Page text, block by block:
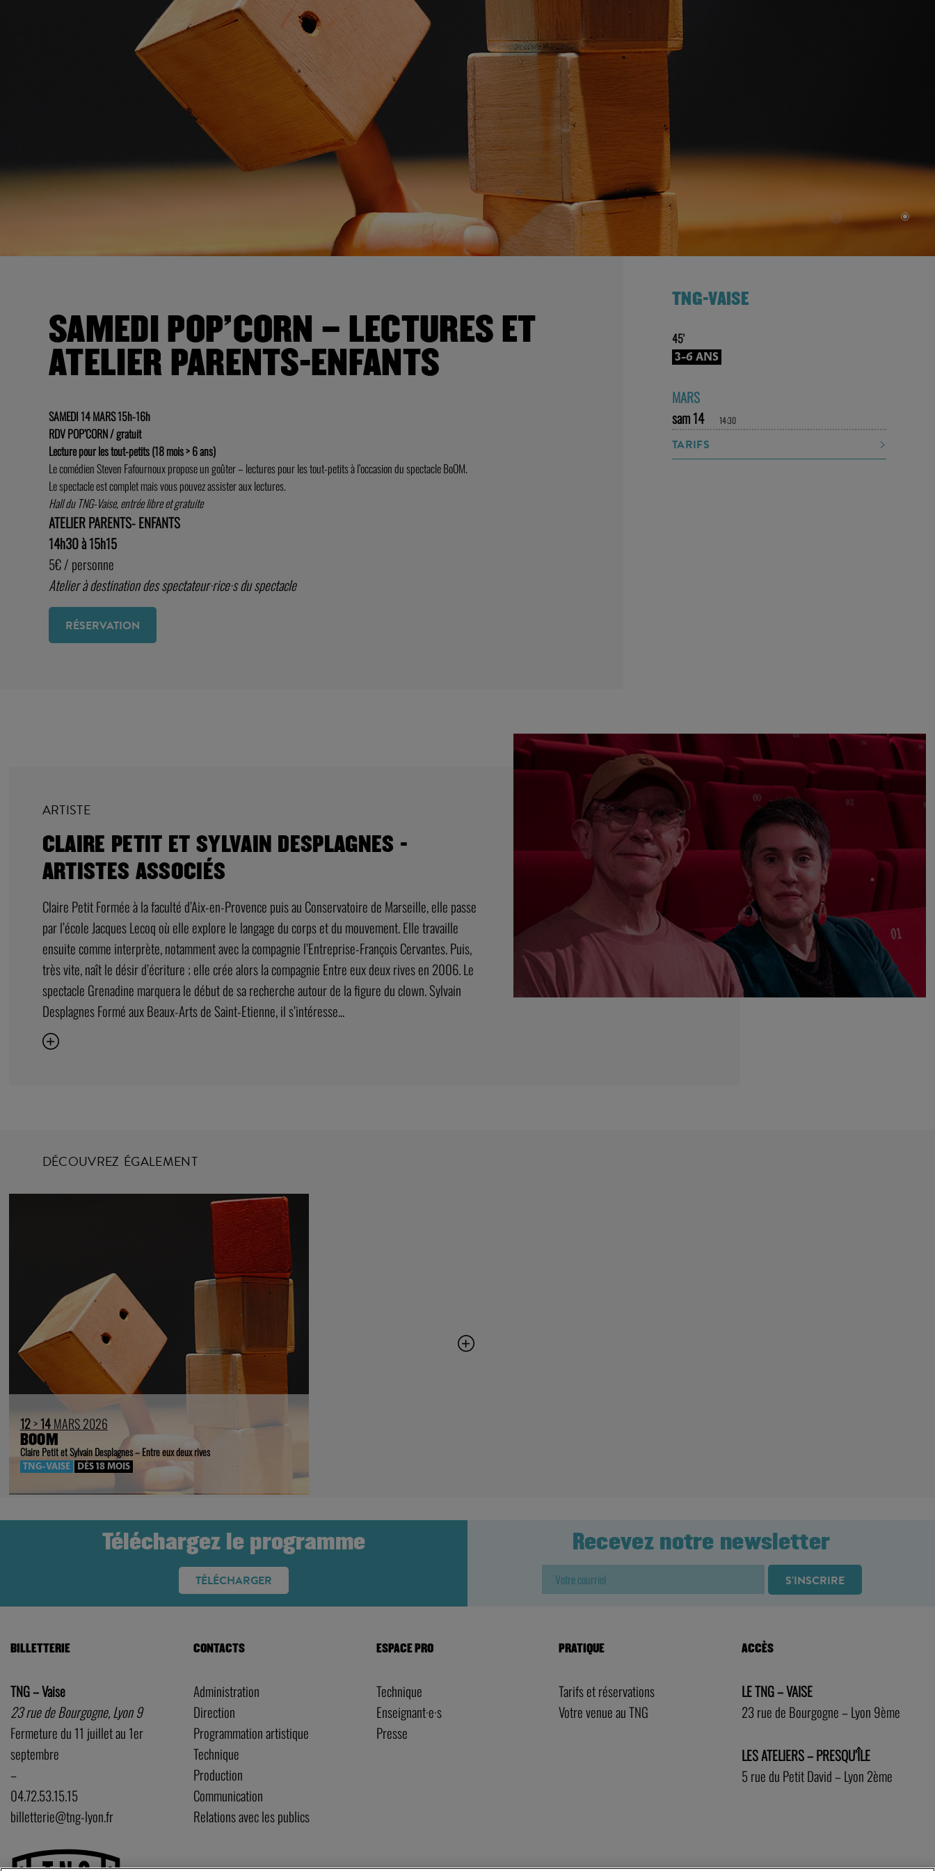
SAMEDI POP’CORN – LECTURES ET
ATELIER PARENTS-ENFANTS
SAMEDI 14 MARS 15h-16h
RDV POP’CORN / gratuit
Lecture pour les tout-petits (18 mois > 6 ans)
Le comédien Steven Fafournoux propose un goûter – lectures pour les tout-petits à l’occasion du spectacle BoOM.
Le spectacle est complet mais vous pouvez assister aux lectures.
Hall du TNG-Vaise, entrée libre et gratuite
ATELIER PARENTS- ENFANTS
14h30 à 15h15
5€ / personne
Atelier à destination des spectateur·rice·s du spectacle
RÉSERVATION
TNG-VAISE
45'
3-6 ANS
MARS
sam 14
14:30
TARIFS
ARTISTE
CLAIRE PETIT ET SYLVAIN DESPLAGNES -
ARTISTES ASSOCIÉS
Claire Petit Formée à la faculté d’Aix-en-Provence puis au Conservatoire de Marseille, elle passe
par l’école Jacques Lecoq où elle explore le langage du corps et du mouvement. Elle travaille
ensuite comme interprète, notamment avec la compagnie l’Entreprise-François Cervantes. Puis,
très vite, naît le désir d’écriture ; elle crée alors la compagnie Entre eux deux rives en 2006. Le
spectacle Grenadine marquera le début de sa recherche autour de la figure du clown. Sylvain
Desplagnes Formé aux Beaux-Arts de Saint-Etienne, il s’intéresse...
DÉCOUVREZ ÉGALEMENT
12>14MARS 2026
BOOM
Claire Petit et Sylvain Desplagnes – Entre eux deux rives
TNG-VAISE DÈS 18 MOIS
Téléchargez le programme
TÉLÉCHARGER
Recevez notre newsletter
BILLETTERIE
TNG – Vaise
23 rue de Bourgogne, Lyon 9
Fermeture du 11 juillet au 1er
septembre
–
04.72.53.15.15
billetterie@tng-lyon.fr
CONTACTS
Administration
Direction
Programmation artistique
Technique
Production
Communication
Relations avec les publics
ESPACE PRO
Technique
Enseignant·e·s
Presse
PRATIQUE
Tarifs et réservations
Votre venue au TNG
ACCÈS
LE TNG – VAISE
23 rue de Bourgogne – Lyon 9ème
LES ATELIERS – PRESQU’ÎLE
5 rue du Petit David – Lyon 2ème